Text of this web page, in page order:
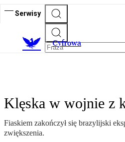
Serwisy
Cyfrowa
Klęska w wojnie z
Fiaskiem zakończył się brazylijski
zwiększenia.